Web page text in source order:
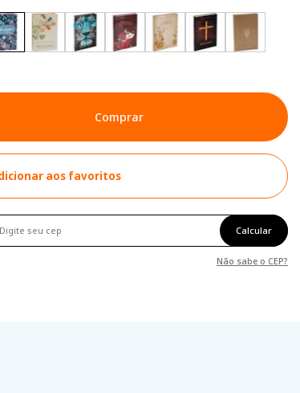
Comprar
aos favoritos
Calcular
Não sabe o CEP?